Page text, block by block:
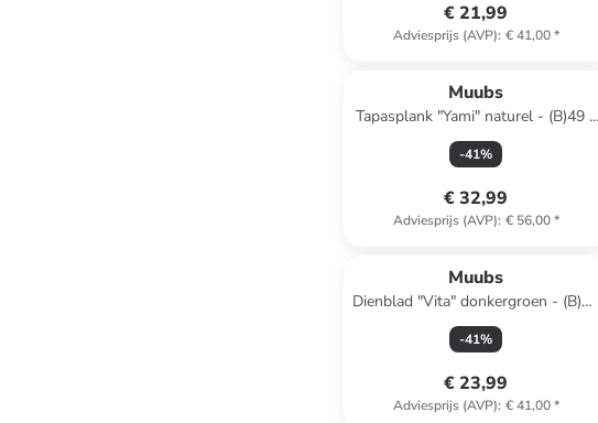
€ 21,99
Adviesprijs (AVP): € 41,00*
Muubs
Tapasplank "Yami" naturel - (B)49 x
(H)1,5 x (D)15 cm
-41%
€ 32,99
Adviesprijs (AVP): € 56,00*
Muubs
Dienblad "Vita" donkergroen - (B)30
x (H)2 x (D)12 cm
-41%
€ 23,99
Adviesprijs (AVP): € 41,00*